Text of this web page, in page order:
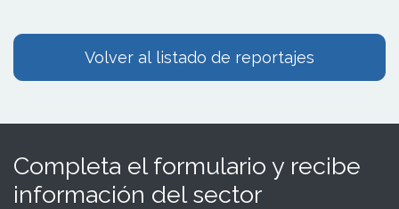
Volver al listado de reportajes
Completa el formulario y recibe
información del sector